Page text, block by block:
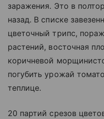
заражения. Это в
назад. В списке
цветочный трипс,
растений, восточная
коричневой
погубить урожай
теплице.
20 партий срезов